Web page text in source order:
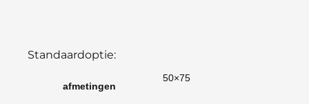
Standaardoptie:
afmetingen
50×75